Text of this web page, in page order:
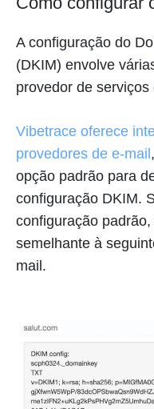
A configuração do
(DKIM) envolve
provedor de
Vibetrace oferece
provedores de e-mail
opção padrão para
configuração DKIM.
configuração
semelhante à
mail.